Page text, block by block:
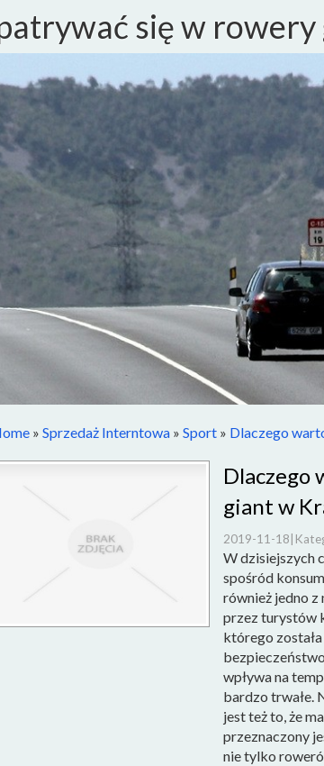
się w
» Sprzedaż Interntowa » Sport » Dlaczego
Dlaczego
giant w
2019-11-18
W dzisiejszych
spośród
również jedno z
przez turystów
którego
wpływa na
bardzo trwałe.
jest też to, że
przeznaczony
nie tylko